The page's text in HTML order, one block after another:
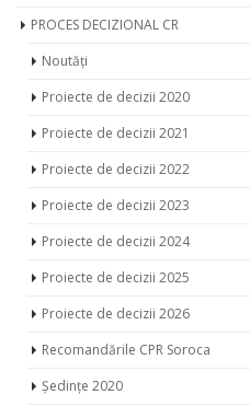
PROCES DECIZIONAL CR
Noutăți
Proiecte de decizii 2020
Proiecte de decizii 2021
Proiecte de decizii 2022
Proiecte de decizii 2023
Proiecte de decizii 2024
Proiecte de decizii 2025
Proiecte de decizii 2026
Recomandările CPR Soroca
Ședințe 2020